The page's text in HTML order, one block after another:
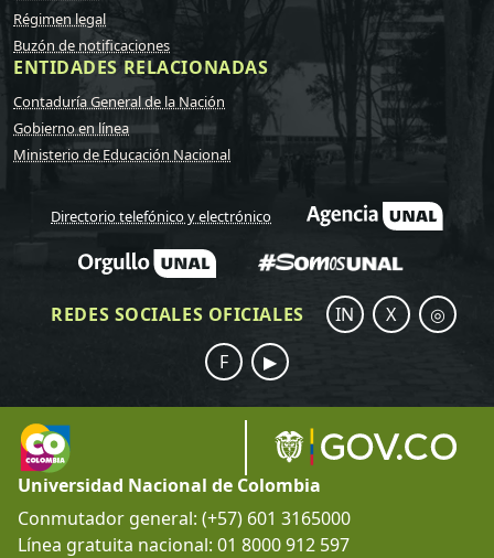
Régimen legal
Buzón de notificaciones
ENTIDADES RELACIONADAS
Contaduría General de la Nación
Gobierno en línea
Ministerio de Educación Nacional
Directorio telefónico y electrónico
REDES SOCIALES OFICIALES IN X
◎
F
▶
Universidad Nacional de Colombia
Conmutador general: (+57) 601 3165000
Línea gratuita nacional: 01 8000 912 597